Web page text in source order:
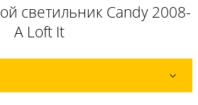
светильник Candy 2008-
A Loft It